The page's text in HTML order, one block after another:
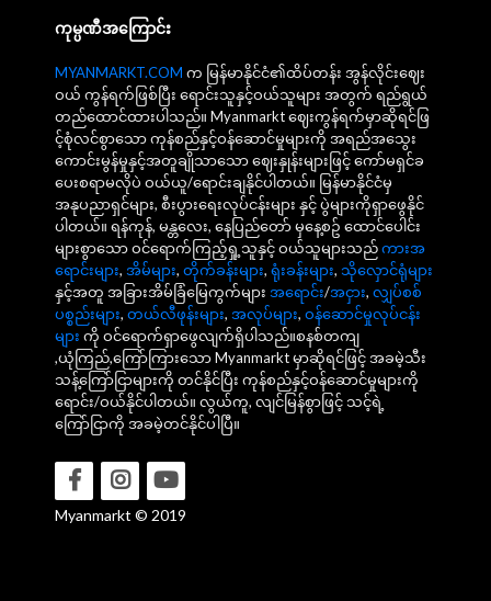
ကုမ္ပဏီအကြောင်း
MYANMARKT.COM က မြန်မာနိုင်ငံ၏ထိပ်တန်း အွန်လိုင်းဈေး
ဝယ် ကွန်ရက်ဖြစ်ပြီး ရောင်းသူနှင့်ဝယ်သူများ အတွက် ရည်ရွယ်
တည်ထောင်ထားပါသည်။ Myanmarkt ဈေးကွန်ရက်မှာဆိုရင်ဖြ
င့်စုံလင်စွာသော ကုန်စည်နှင့်ဝန်ဆောင်မှုများကို အရည်အသွေး
ကောင်းမွန်မှုနှင့်အတူချိုသာသော ဈေးနှုန်းများဖြင့် ကော်မရှင်ခ
ပေးစရာမလိုပဲ ဝယ်ယူ/ရောင်းချနိုင်ပါတယ်။ မြန်မာနိုင်ငံမှ
အနုပညာရှင်များ, စီးပွားရေးလုပ်ငန်းများ နှင့် ပွဲများကိုရှာဖွေနိုင်
ပါတယ်။ ရန်ကုန်, မန္တလေး, နေပြည်တော် မှနေ့စဥ် ထောင်ပေါင်း
များစွာသော ဝင်ရောက်ကြည့်ရှု့သူနှင့် ဝယ်သူများသည်ကားအ
ရောင်းများ, အိမ်များ, တိုက်ခန်းများ, ရုံးခန်းများ, သိုလှောင်ရုံများ
နှင့်အတူ အခြားအိမ်ခြံမြေကွက်များ အရောင်း/အငှား, လျှပ်စစ်
ပစ္စည်းများ, တယ်လီဖုန်းများ, အလုပ်များ, ဝန်ဆောင်မှုလုပ်ငန်း
များ ကို ဝင်ရောက်ရှာဖွေလျက်ရှိပါသည်။စနစ်တကျ
,ယုံကြည်,ကြော်ကြားသော Myanmarkt မှာဆိုရင်ဖြင့် အခမဲ့သီး
သန့်ကြော်ငြာများကို တင်နိုင်ပြီး ကုန်စည်နှင့်ဝန်ဆောင်မှုများကို
ရောင်း/ဝယ်နိုင်ပါတယ်။ လွယ်ကူ, လျင်မြန်စွာဖြင့် သင့်ရဲ့
ကြော်ငြာကို အခမဲ့တင်နိုင်ပါပြီ။
Myanmarkt © 2019